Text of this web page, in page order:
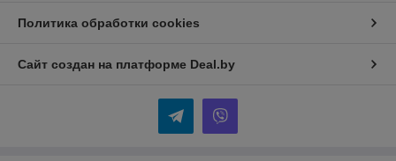
Политика обработки cookies
Сайт создан на платформе Deal.by